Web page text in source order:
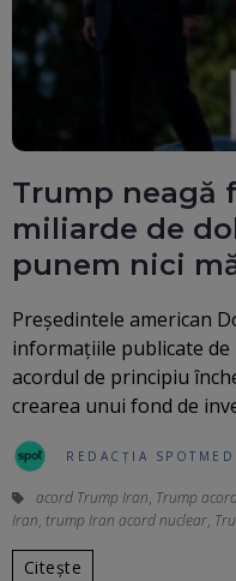
Trump neagă
miliarde de
punem nici
Președintele american
informațiile publicate de
acordul de principiu
crearea unui fond de
REDACȚIA
acord Trump Iran, Trump
Iran, trump Iran acord nuclear,
Citește